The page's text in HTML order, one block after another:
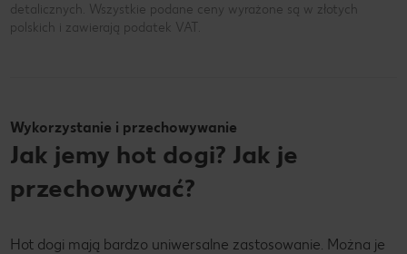
detalicznych. Wszystkie podane ceny wyrażone są w złotych
polskich i zawierają podatek VAT.
Wykorzystanie i przechowywanie
Jak jemy hot dogi? Jak je
przechowywać?
Hot dogi mają bardzo uniwersalne zastosowanie. Można je